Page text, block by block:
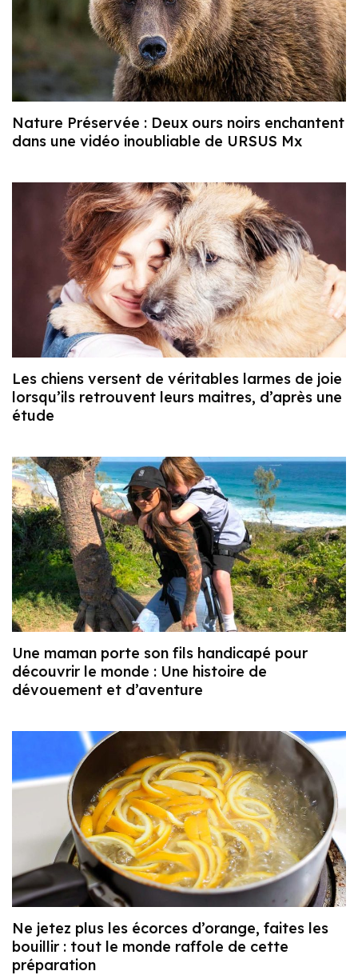
Nature Préservée : Deux ours noirs enchantent
dans une vidéo inoubliable de URSUS Mx
Les chiens versent de véritables larmes de joie
lorsqu’ils retrouvent leurs maitres, d’après une
étude
Une maman porte son fils handicapé pour
découvrir le monde : Une histoire de
dévouement et d’aventure
Ne jetez plus les écorces d’orange, faites les
bouillir : tout le monde raffole de cette
préparation